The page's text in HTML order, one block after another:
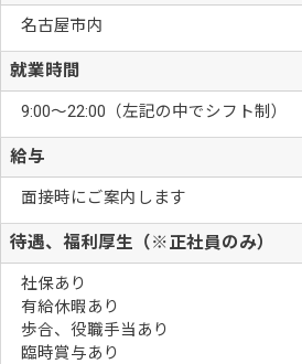
名古屋市内
就業時間
9:00～22:00（左記の中でシフト制）
給与
面接時にご案内します
待遇、福利厚生（※正社員のみ）
社保あり
有給休暇あり
歩合、役職手当あり
臨時賞与あり